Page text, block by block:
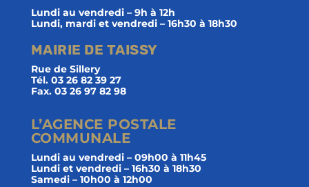
Lundi au vendredi – 9h à 12h
Lundi, mardi et vendredi – 16h30 à 18h30
MAIRIE DE TAISSY
Rue de Sillery
Tél. 03 26 82 39 27
Fax. 03 26 97 82 98
L’AGENCE POSTALE
COMMUNALE
Lundi au vendredi – 09h00 à 11h45
Lundi et vendredi – 16h30 à 18h30
Samedi – 10h00 à 12h00